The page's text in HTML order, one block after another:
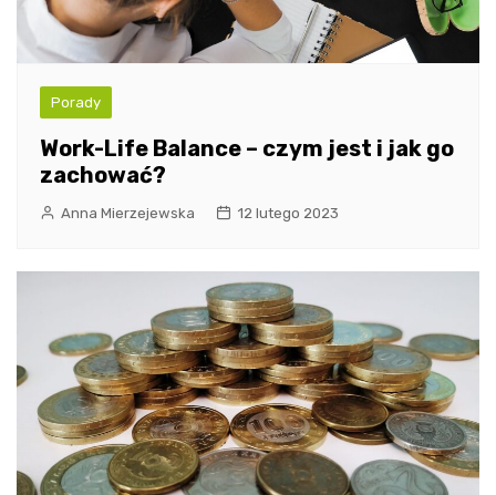
Porady
Work-Life Balance – czym jest i jak go
zachować?
Anna Mierzejewska 12 lutego 2023